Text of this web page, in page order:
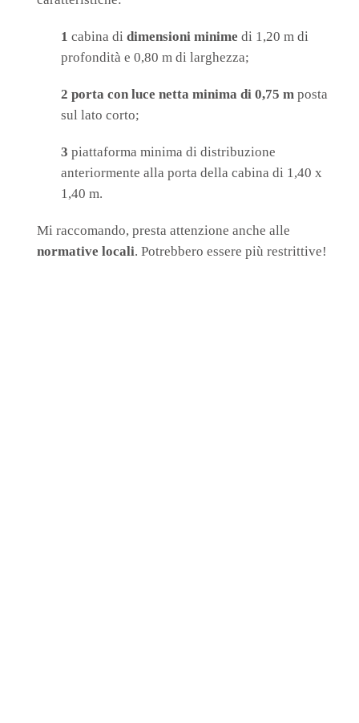
1 cabina di dimensioni minime di 1,20 m di
profondità e 0,80 m di larghezza;
2 porta con luce netta minima di 0,75 m posta
sul lato corto;
3 piattaforma minima di distribuzione
anteriormente alla porta della cabina di 1,40 x
1,40 m.
Mi raccomando, presta attenzione anche alle
normative locali. Potrebbero essere più restrittive!